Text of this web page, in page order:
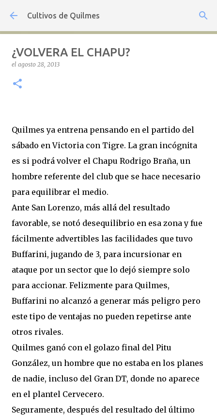
Ir al contenido principal
Cultivos de Quilmes
¿VOLVERA EL CHAPU?
el agosto 28, 2013
Quilmes ya entrena pensando en el partido del
sábado en Victoria con Tigre. La gran incógnita
es si podrá volver el Chapu Rodrigo Braña, un
hombre referente del club que se hace necesario
para equilibrar el medio.
Ante San Lorenzo, más allá del resultado
favorable, se notó desequilibrio en esa zona y fue
fácilmente advertibles las facilidades que tuvo
Buffarini, jugando de 3, para incursionar en
ataque por un sector que lo dejó siempre solo
para accionar. Felizmente para Quilmes,
Buffarini no alcanzó a generar más peligro pero
este tipo de ventajas no pueden repetirse ante
otros rivales.
Quilmes ganó con el golazo final del Pitu
González, un hombre que no estaba en los planes
de nadie, incluso del Gran DT, donde no aparece
en el plantel Cervecero.
Seguramente, después del resultado del último